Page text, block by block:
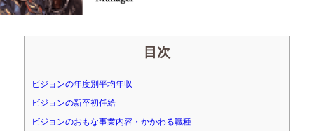
目次
ビジョンの年度別平均年収
ビジョンの新卒初任給
ビジョンのおもな事業内容・かかわる職種